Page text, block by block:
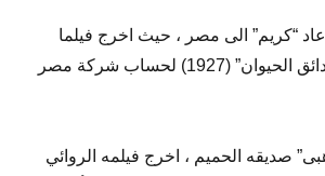
وخلال عام 1926 عاد “كريم” الى مصر ، حيث اخرج فيلما
تسجيليا قصيرا “حدائق الحيوان” (1927) لحساب شركة مصر
صديقه الحميم ، اخرج فيلمه الروائي